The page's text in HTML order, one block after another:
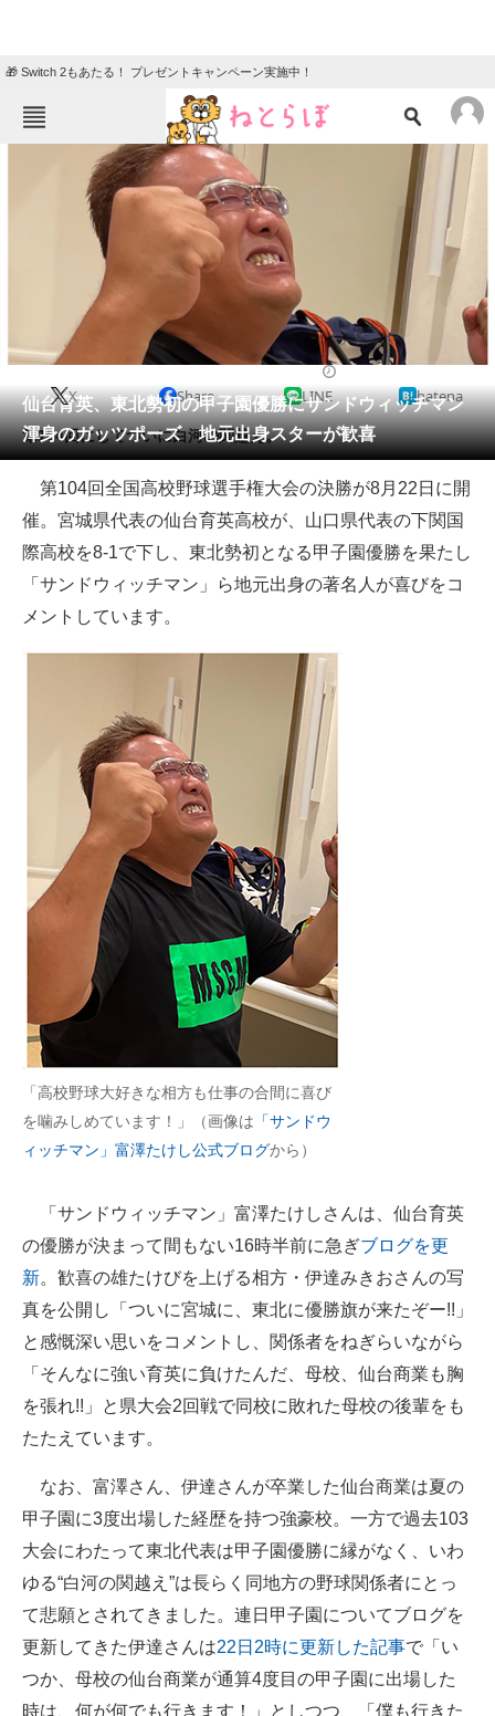
🎁 Switch 2もあたる！ プレゼントキャンペーン実施中！
ねとらぼメニュー
ニュース
クイズ
地域
教育・育児
動物 リサーチ
会員記事
メディア
注目記事を集めた総合ページ
ITの今と未来を見通す
スマホと通信の最新トレンド
好きが集まる 比べて選べる
ビジネスと働き方のヒント
AI活用のいまが分かる
企業ITのトレンドを詳説
経営リーダーのコミュニティ
マーケ×ITの今がよく分かる
ITエンジニア向け専門サイト
企業向けIT製品の総合サイト
IT製品の技術・比較・事例
製造業のIT導入・活用を支援
モノづくり技術者専門サイト
エレクトロニクス専門サイト
電子設計の基本と応用
エネルギーの専門メディア
建設×テクノロジーの最前線
ちょっと気になるネットの話題
仙台育英、東北勢初の甲子園優勝にサンドウィッチマン
渾身のガッツポーズ 地元出身スターが歓喜
X Share LINE hatena
第104回にしてついに白河の関越え。
第104回全国高校野球選手権大会の決勝が8月22日に開
催。宮城県代表の仙台育英高校が、山口県代表の下関国
際高校を8-1で下し、東北勢初となる甲子園優勝を果たし
「サンドウィッチマン」ら地元出身の著名人が喜びをコ
メントしています。
「高校野球大好きな相方も仕事の合間に喜び
を噛みしめています！」（画像は 「サンドウ
ィッチマン」富澤たけし公式ブログから）
「サンドウィッチマン」富澤たけしさんは、仙台育英
の優勝が決まって間もない16時半前に急ぎブログを更
新。歓喜の雄たけびを上げる相方・伊達みきおさんの写
真を公開し「ついに宮城に、東北に優勝旗が来たぞー!!」
と感慨深い思いをコメントし、関係者をねぎらいながら
「そんなに強い育英に負けたんだ、母校、仙台商業も胸
を張れ!!」と県大会2回戦で同校に敗れた母校の後輩をも
たたえています。
なお、富澤さん、伊達さんが卒業した仙台商業は夏の
甲子園に3度出場した経歴を持つ強豪校。一方で過去103
大会にわたって東北代表は甲子園優勝に縁がなく、いわ
ゆる“白河の関越え”は長らく同地方の野球関係者にとっ
て悲願とされてきました。連日甲子園についてブログを
更新してきた伊達さんは22日2時に更新した記事で「い
つか、母校の仙台商業が通算4度目の甲子園に出場した
時は、何が何でも行きます！」としつつ、「僕も行きた